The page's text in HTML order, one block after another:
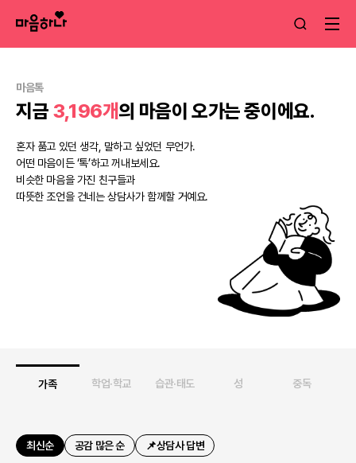
마음톡
지금 3,196개의 마음이 오가는 중이에요.
혼자 품고 있던 생각, 말하고 싶었던 무언가.
어떤 마음이든 ‘톡’하고 꺼내보세요.
비슷한 마음을 가진 친구들과
따뜻한 조언을 건네는 상담사가 함께할 거예요.
가족 학업·학교 습관·태도 성 중독
최신순 공감 많은 순 📌상담사 답변